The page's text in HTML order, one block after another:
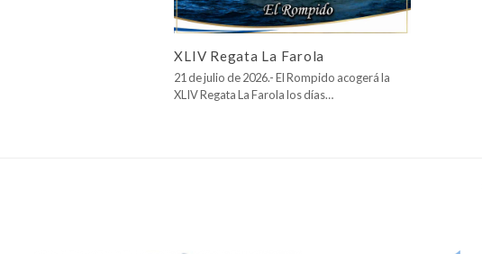
XLIV Regata La Farola
21 de julio de 2026.- El Rompido acogerá la
XLIV Regata La Farola los días…